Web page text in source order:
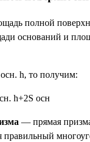
полной
оснований и
h, то получим:
h+2S осн
— прямая
правильный